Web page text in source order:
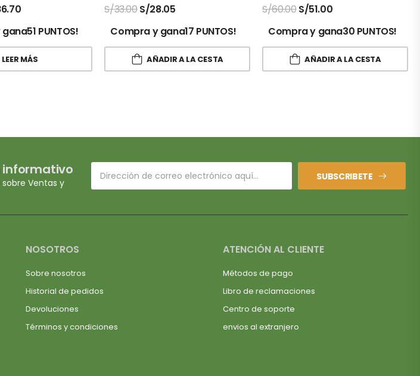
PUNTOS!
LEER MÁS
S/33.00S/28.05
Compra y gana17 PUNTOS!
AÑADIR A LA CESTA
S/60.00 S/51.00
Compra y gana30 PUNTOS!
AÑADIR A LA CESTA
informativo
Ventas y
SUBSCRIBETE
NOSOTROS
Sobre nosotros
Historial de pedidos
Devoluciones
Términos y condiciones
ATENCIÓN AL CLIENTE
Métodos de pago
Libro de reclamaciones
Centro de soporte
envios al extranjero